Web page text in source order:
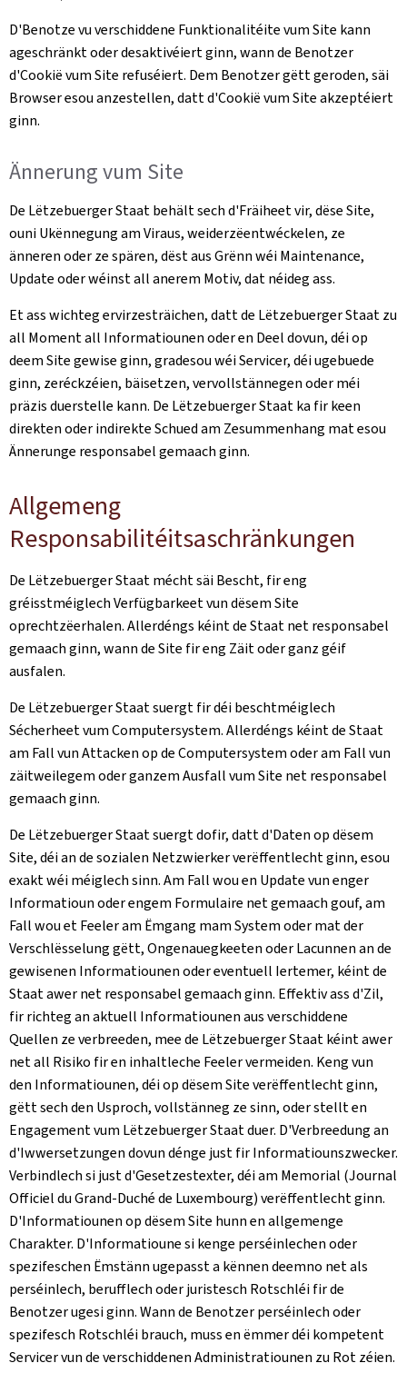
D'Benotze vu verschiddene Funktionalitéite vum Site kann
ageschränkt oder desaktivéiert ginn, wann de Benotzer
d'Cookië vum Site refuséiert. Dem Benotzer gëtt geroden, säi
Browser esou anzestellen, datt d'Cookië vum Site akzeptéiert
ginn.
Ännerung vum Site
De Lëtzebuerger Staat behält sech d'Fräiheet vir, dëse Site,
ouni Ukënnegung am Viraus, weiderzëentwéckelen, ze
änneren oder ze spären, dëst aus Grënn wéi Maintenance,
Update oder wéinst all anerem Motiv, dat néideg ass.
Et ass wichteg ervirzesträichen, datt de Lëtzebuerger Staat zu
all Moment all Informatiounen oder en Deel dovun, déi op
deem Site gewise ginn, gradesou wéi Servicer, déi ugebuede
ginn, zeréckzéien, bäisetzen, vervollstännegen oder méi
präzis duerstelle kann. De Lëtzebuerger Staat ka fir keen
direkten oder indirekte Schued am Zesummenhang mat esou
Ännerunge responsabel gemaach ginn.
Allgemeng
Responsabilitéitsaschränkungen
De Lëtzebuerger Staat mécht säi Bescht, fir eng
gréisstméiglech Verfügbarkeet vun dësem Site
oprechtzëerhalen. Allerdéngs kéint de Staat net responsabel
gemaach ginn, wann de Site fir eng Zäit oder ganz géif
ausfalen.
De Lëtzebuerger Staat suergt fir déi beschtméiglech
Sécherheet vum Computersystem. Allerdéngs kéint de Staat
am Fall vun Attacken op de Computersystem oder am Fall vun
zäitweilegem oder ganzem Ausfall vum Site net responsabel
gemaach ginn.
De Lëtzebuerger Staat suergt dofir, datt d'Daten op dësem
Site, déi an de sozialen Netzwierker verëffentlecht ginn, esou
exakt wéi méiglech sinn. Am Fall wou en Update vun enger
Informatioun oder engem Formulaire net gemaach gouf, am
Fall wou et Feeler am Ëmgang mam System oder mat der
Verschlësselung gëtt, Ongenauegkeeten oder Lacunnen an de
gewisenen Informatiounen oder eventuell Iertemer, kéint de
Staat awer net responsabel gemaach ginn. Effektiv ass d'Zil,
fir richteg an aktuell Informatiounen aus verschiddene
Quellen ze verbreeden, mee de Lëtzebuerger Staat kéint awer
net all Risiko fir en inhaltleche Feeler vermeiden. Keng vun
den Informatiounen, déi op dësem Site verëffentlecht ginn,
gëtt sech den Usproch, vollstänneg ze sinn, oder stellt en
Engagement vum Lëtzebuerger Staat duer. D'Verbreedung an
d'Iwwersetzungen dovun dénge just fir Informatiounszwecker.
Verbindlech si just d'Gesetzestexter, déi am Memorial (Journal
Officiel du Grand-Duché de Luxembourg) verëffentlecht ginn.
D'Informatiounen op dësem Site hunn en allgemenge
Charakter. D'Informatioune si kenge perséinlechen oder
spezifeschen Ëmstänn ugepasst a kënnen deemno net als
perséinlech, berufflech oder juristesch Rotschléi fir de
Benotzer ugesi ginn. Wann de Benotzer perséinlech oder
spezifesch Rotschléi brauch, muss en ëmmer déi kompetent
Servicer vun de verschiddenen Administratiounen zu Rot zéien.